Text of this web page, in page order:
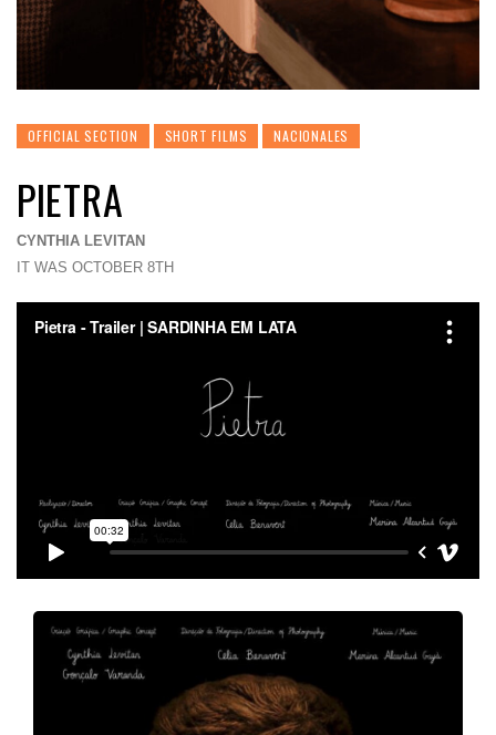
OFFICIAL SECTION SHORT FILMS NACIONALES
PIETRA
CYNTHIA LEVITAN
IT WAS OCTOBER 8TH